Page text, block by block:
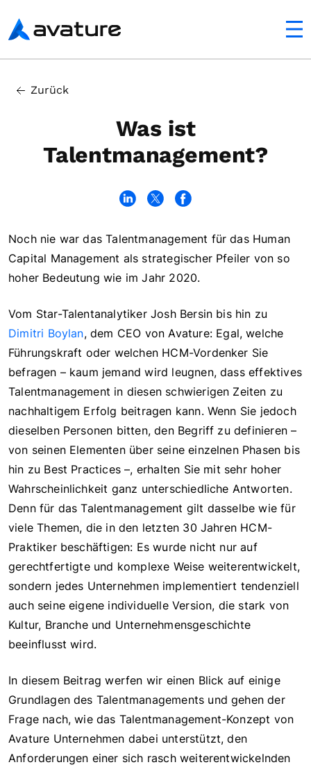
Avature
Zurück
Was ist
Talentmanagement?
Talentmanagement – die Grundlagen
Noch nie war das Talentmanagement für das Human
Capital Management als strategischer Pfeiler von so
hoher Bedeutung wie im Jahr 2020.
Vom Star-Talentanalytiker Josh Bersin bis hin zu
Dimitri Boylan, dem CEO von Avature: Egal, welche
Führungskraft oder welchen HCM-Vordenker Sie
befragen – kaum jemand wird leugnen, dass effektives
Talentmanagement in diesen schwierigen Zeiten zu
nachhaltigem Erfolg beitragen kann. Wenn Sie jedoch
dieselben Personen bitten, den Begriff zu definieren –
von seinen Elementen über seine einzelnen Phasen bis
hin zu Best Practices –, erhalten Sie mit sehr hoher
Wahrscheinlichkeit ganz unterschiedliche Antworten.
Denn für das Talentmanagement gilt dasselbe wie für
viele Themen, die in den letzten 30 Jahren HCM-
Praktiker beschäftigen: Es wurde nicht nur auf
gerechtfertigte und komplexe Weise weiterentwickelt,
sondern jedes Unternehmen implementiert tendenziell
auch seine eigene individuelle Version, die stark von
Kultur, Branche und Unternehmensgeschichte
beeinflusst wird.
In diesem Beitrag werfen wir einen Blick auf einige
Grundlagen des Talentmanagements und gehen der
Frage nach, wie das Talentmanagement-Konzept von
Avature Unternehmen dabei unterstützt, den
Anforderungen einer sich rasch weiterentwickelnden